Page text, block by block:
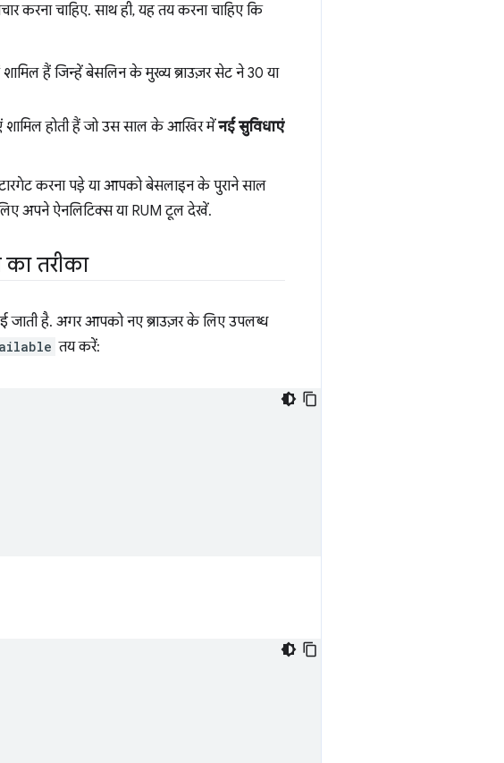
चाहिए. साथ ही, यह तय करना चाहिए कि
हैं जिन्हें बेसलिन के मुख्य ब्राउज़र सेट ने 30 या
शामिल होती हैं जो उस साल के आखिर मेंनई सुविधाएं
करना पड़े या आपको बेसलाइन के पुराने साल
अपने ऐनलिटिक्स या RUM टूल देखें.
तरीका
है. अगर आपको नए ब्राउज़र के लिए उपलब्ध
तय करें: